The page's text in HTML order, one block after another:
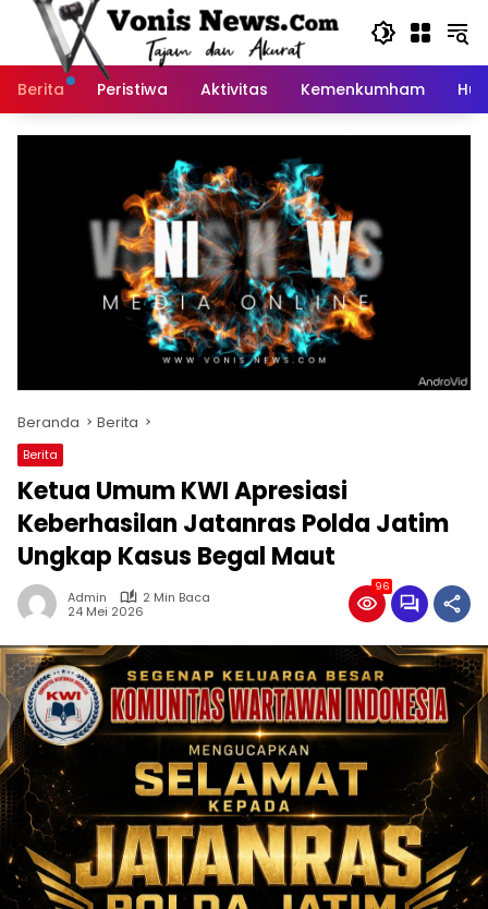
Langsung
Berita
Peristiwa Aktivitas Kemenkumham
Beranda Berita
Berita
Ketua Umum KWI Apresiasi
Keberhasilan Jatanras Polda Jatim
Ungkap Kasus Begal Maut
Admin
2 Min Baca
24 Mei 2026
96